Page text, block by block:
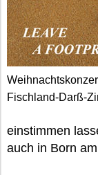
Fischland-Darß-
einstimmen
auch in Born